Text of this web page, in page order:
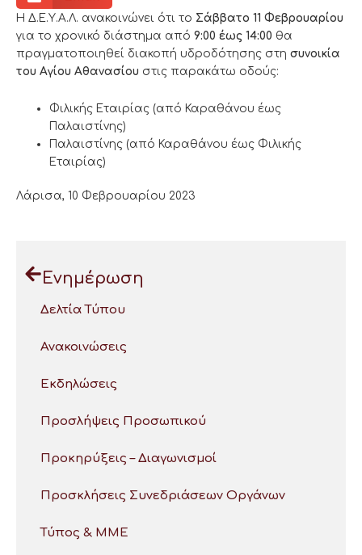
Η Δ.Ε.Υ.Α.Λ. ανακοινώνει ότι το Σάββατο 11 Φεβρουαρίου
για το χρονικό διάστημα από 9:00 έως 14:00 θα
πραγματοποιηθεί διακοπή υδροδότησης στη συνοικία
του Αγίου Αθανασίου στις παρακάτω οδούς:
Φιλικής Εταιρίας (από Καραθάνου έως
Παλαιστίνης)
Παλαιστίνης (από Καραθάνου έως Φιλικής
Εταιρίας)
Λάρισα, 10 Φεβρουαρίου 2023
Ενημέρωση
Δελτία Τύπου
Ανακοινώσεις
Εκδηλώσεις
Προσλήψεις Προσωπικού
Προκηρύξεις – Διαγωνισμοί
Προσκλήσεις Συνεδριάσεων Οργάνων
Τύπος & ΜΜΕ